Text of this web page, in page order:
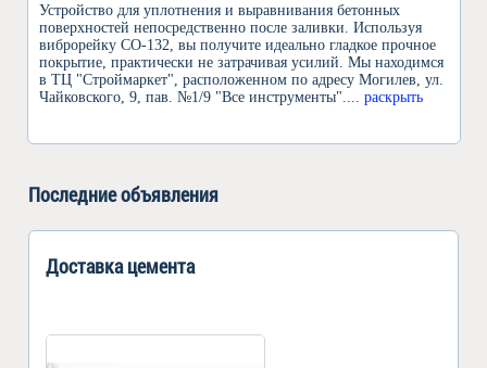
Устройство для уплотнения и выравнивания бетонных
поверхностей непосредственно после заливки. Используя
виброрейку СО-132, вы получите идеально гладкое прочное
покрытие, практически не затрачивая усилий. Мы находимся
в ТЦ "Строймаркет", расположенном по адресу Могилев, ул.
Чайковского, 9, пав. №1/9 "Все инструменты".
... раскрыть
Последние объявления
Доставка цемента